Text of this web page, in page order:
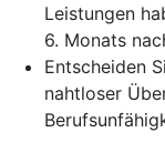
Leistungen
6. Monats
Entscheiden
nahtloser